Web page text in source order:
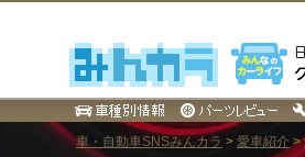
車・自動車SNSみんカラ > 愛車紹介>